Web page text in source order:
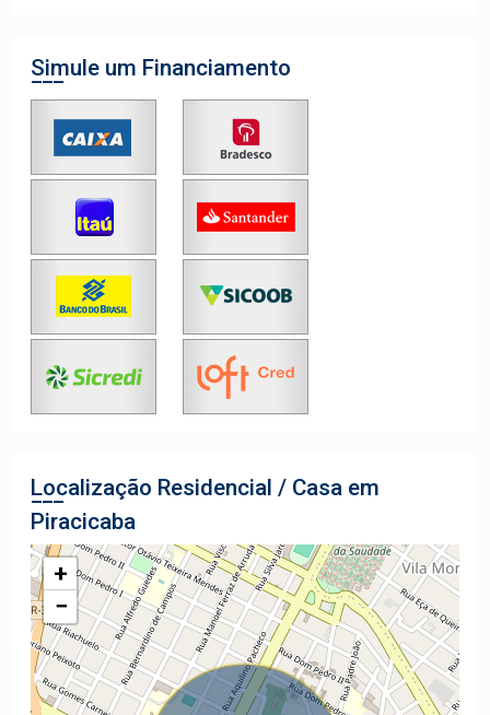
Simule um Financiamento
Localização Residencial / Casa em
Piracicaba
+
−